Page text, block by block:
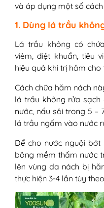
và áp dụng một số
1. Dùng lá trầu
Lá trầu không có
viêm, diệt khuẩn, tiêu
hiệu quả khi trị hăm cho
Cách chữa hăm nách
lá trầu không rửa sạch
nước, nấu sôi trong 5 –
lá trầu ngấm vào nước
Để cho nước nguội
bông mềm thấm nước
lên vùng da nách bị
thực hiện 3-4 lần tùy